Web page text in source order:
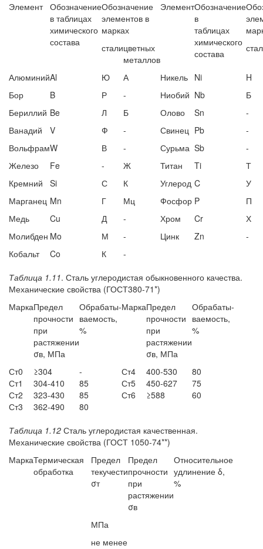
Элемент Обозначение
в таблицах
химического
состава
Обозначение
элементов в
марках
ЭлементОбозначение
в
таблицах
химического
состава
сталицветных
металлов
АлюминийAl Ю А Никель Ni
H
Бор
B Р - Ниобий Nb
Б
Бериллий Be Л Б Олово Sn
-
Ванадий
V Ф - Свинец Pb
-
ВольфрамW В - Сурьма Sb
-
Железо
Fe - Ж Титан Ti
Т
Кремний
Si С К Углерод C
У
Марганец Mn Г Мц Фосфор P
П
Медь
Cu Д - Хром Cr
Х
Молибден Mo М - Цинк Zn
-
Кобальт
Co К
-
Таблица 1.11. Сталь углеродистая обыкновенного качества.
Механические свойства (ГОСТ380-71*)
МаркаПредел
прочности
при
растяжении
σв, МПа
Обрабаты-
ваемость,
%
МаркаПредел
прочности
при
растяжении
σв, МПа
Обрабаты-
ваемость,
%
Ст0
Ст1
Ст2
Ст3
≥304
304-410
323-430
362-490
-
85
85
80
Ст4
Ст5
Ст6
400-530
450-627
≥588
80
75
60
Таблица 1.12 Сталь углеродистая качественная.
Механические свойства (ГОСТ 1050-74**)
МаркаТермическая
обработка
Предел
текучести
σт
Предел
прочности
при
растяжении
σв
Относительное
удлинение δ,
%
МПа
не менее